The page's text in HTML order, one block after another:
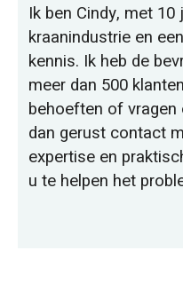
Ik ben Cindy, met
kraanindustrie en
kennis. Ik heb de
meer dan 500
behoeften of vragen
dan gerust contact
expertise en
u te helpen het